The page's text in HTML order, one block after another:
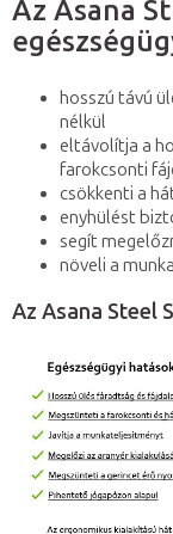
Az Asana
hosszú távú
nélkül
eltávolítja a
farokcsonti
csökkenti a
enyhülést
segít
növeli a
Az Asana Steel